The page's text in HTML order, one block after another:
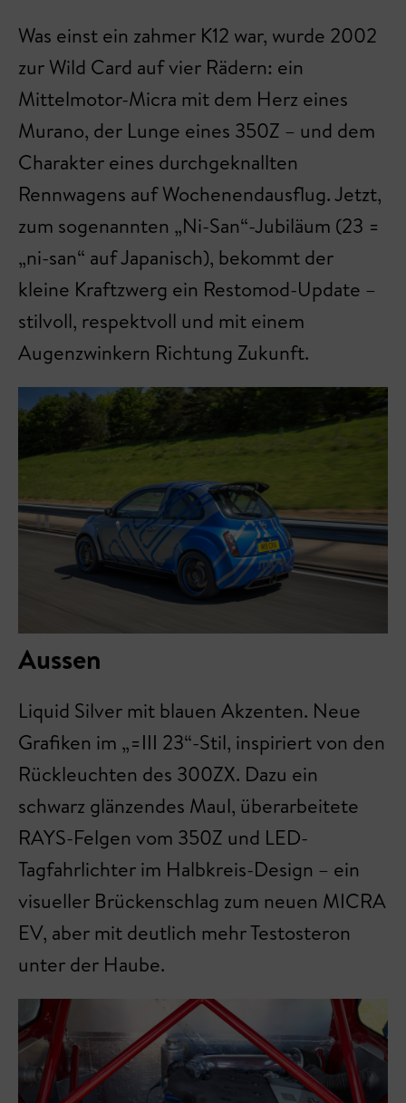
Was einst ein zahmer K12 war, wurde 2002
zur Wild Card auf vier Rädern: ein
Mittelmotor-Micra mit dem Herz eines
Murano, der Lunge eines 350Z – und dem
Charakter eines durchgeknallten
Rennwagens auf Wochenendausflug. Jetzt,
zum sogenannten „Ni-San“-Jubiläum (23 =
„ni-san“ auf Japanisch), bekommt der
kleine Kraftzwerg ein Restomod-Update –
stilvoll, respektvoll und mit einem
Augenzwinkern Richtung Zukunft.
Aussen
Liquid Silver mit blauen Akzenten. Neue
Grafiken im „=III 23“-Stil, inspiriert von den
Rückleuchten des 300ZX. Dazu ein
schwarz glänzendes Maul, überarbeitete
RAYS-Felgen vom 350Z und LED-
Tagfahrlichter im Halbkreis-Design – ein
visueller Brückenschlag zum neuen MICRA
EV, aber mit deutlich mehr Testosteron
unter der Haube.